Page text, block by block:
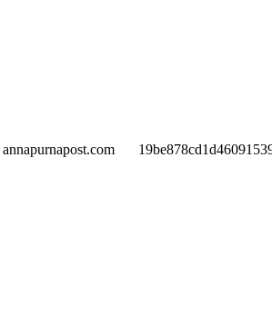
annapurnapost.com